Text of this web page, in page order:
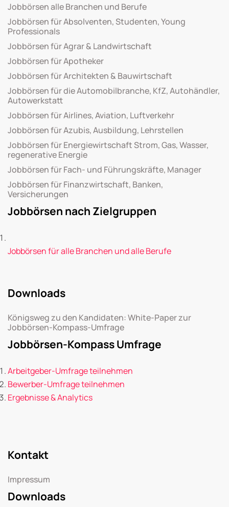
Jobbörsen alle Branchen und Berufe
Jobbörsen für Absolventen, Studenten, Young
Professionals
Jobbörsen für Agrar & Landwirtschaft
Jobbörsen für Apotheker
Jobbörsen für Architekten & Bauwirtschaft
Jobbörsen für die Automobilbranche, KfZ, Autohändler,
Autowerkstatt
Jobbörsen für Airlines, Aviation, Luftverkehr
Jobbörsen für Azubis, Ausbildung, Lehrstellen
Jobbörsen für Energiewirtschaft Strom, Gas, Wasser,
regenerative Energie
Jobbörsen für Fach- und Führungskräfte, Manager
Jobbörsen für Finanzwirtschaft, Banken,
Versicherungen
Jobbörsen nach Zielgruppen
Jobbörsen für alle Branchen und alle Berufe
Downloads
Königsweg zu den Kandidaten: White-Paper zur
Jobbörsen-Kompass-Umfrage
Jobbörsen-Kompass Umfrage
Arbeitgeber-Umfrage teilnehmen
Bewerber-Umfrage teilnehmen
Ergebnisse & Analytics
Kontakt
Impressum
Downloads